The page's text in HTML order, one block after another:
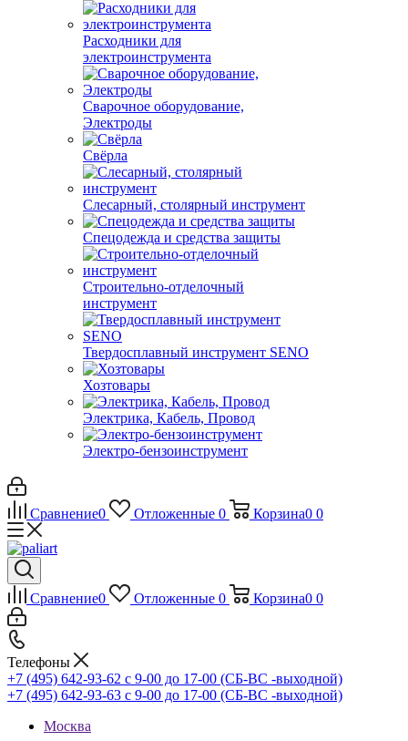
Расходники для
электроинструмента
Сварочное оборудование,
Электроды
Свёрла
Слесарный, столярный инструмент
Спецодежда и средства защиты
Строительно-отделочный
инструмент
Твердосплавный инструмент SENO
Хозтовары
Электрика, Кабель, Провод
Электро-бензоинструмент
Сравнение0 Отложенные 0 Корзина0 0
Сравнение0 Отложенные 0 Корзина0 0
Телефоны
+7 (495) 642-93-62 c 9-00 до 17-00 (СБ-ВС -выходной)
+7 (495) 642-93-63 c 9-00 до 17-00 (СБ-ВС -выходной)
Москва